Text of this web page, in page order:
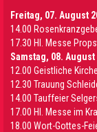
Freitag, 07. August
14.00
17.30 Hl. Messe
Samstag, 08. August
12.00 Geistliche
12.30 Trauung
14.00 Tauffeier
17.00 Hl. Messe im
18.00 Wort-Gottes-